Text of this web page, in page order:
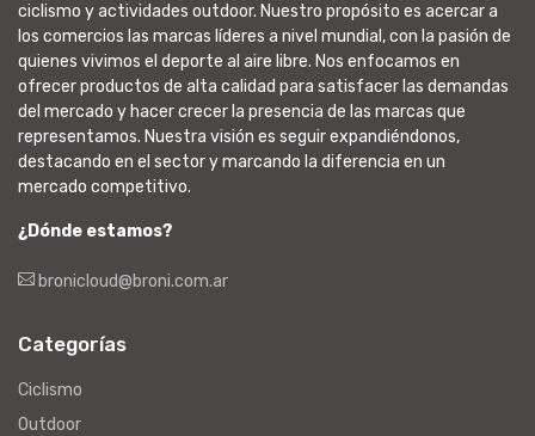
ciclismo y actividades outdoor. Nuestro propósito es acercar a
los comercios las marcas líderes a nivel mundial, con la pasión de
quienes vivimos el deporte al aire libre. Nos enfocamos en
ofrecer productos de alta calidad para satisfacer las demandas
del mercado y hacer crecer la presencia de las marcas que
representamos. Nuestra visión es seguir expandiéndonos,
destacando en el sector y marcando la diferencia en un
mercado competitivo.
¿Dónde estamos?
bronicloud@broni.com.ar
Categorías
Ciclismo
Outdoor